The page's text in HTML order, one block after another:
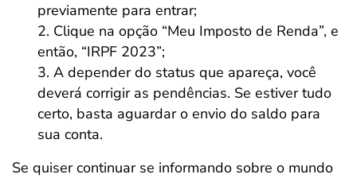
previamente para entrar;
Clique na opção “Meu Imposto de Renda”, e
então, “IRPF 2023”;
A depender do status que apareça, você
deverá corrigir as pendências. Se estiver tudo
certo, basta aguardar o envio do saldo para
sua conta.
Se quiser continuar se informando sobre o mundo